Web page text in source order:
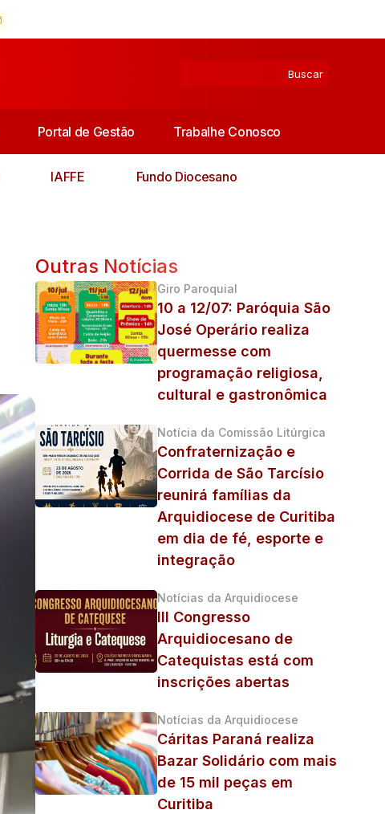
Portal de Gestão Trabalhe Conosco
IAFFE Fundo Diocesano
Outras Notícias
Giro Paroquial
10 a 12/07: Paróquia São
José Operário realiza
quermesse com
programação religiosa,
cultural e gastronômica
Notícia da Comissão Litúrgica
Confraternização e
Corrida de São Tarcísio
reunirá famílias da
Arquidiocese de Curitiba
em dia de fé, esporte e
integração
Notícias da Arquidiocese
III Congresso
Arquidiocesano de
Catequistas está com
inscrições abertas
Notícias da Arquidiocese
Cáritas Paraná realiza
Bazar Solidário com mais
de 15 mil peças em
Curitiba